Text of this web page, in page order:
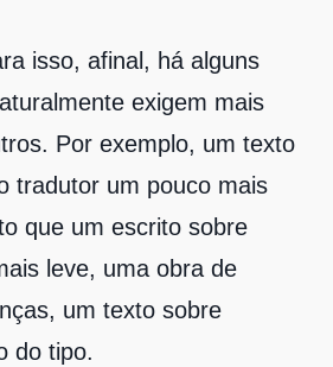
isso, afinal, há alguns
exigem mais
Por exemplo, um texto
tradutor um pouco mais
que um escrito sobre
leve, uma obra de
um texto sobre
do tipo.